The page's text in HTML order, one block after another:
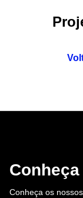
Conheça
Conheça os